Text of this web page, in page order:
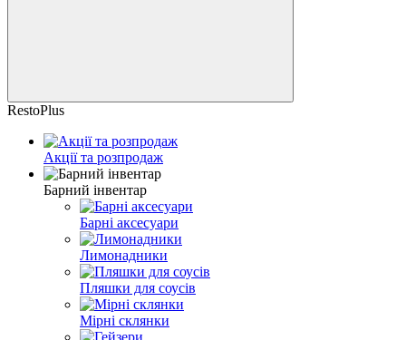
RestoPlus
Акції та розпродаж
Барний інвентар
Барні аксесуари
Лимонадники
Пляшки для соусів
Мірні склянки